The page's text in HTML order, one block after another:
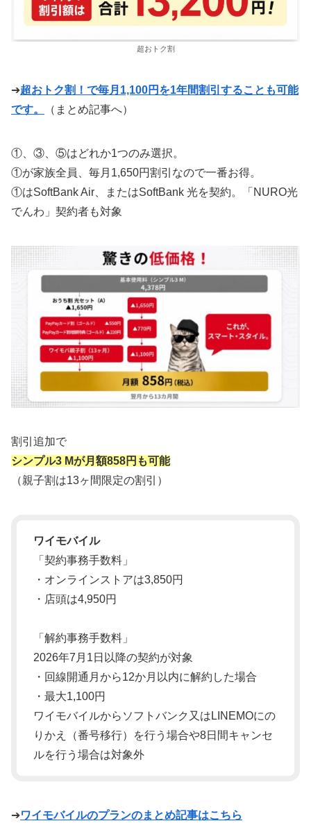
超おトク割
➔超おトク割！で毎月1,100円を1年間割引することも可能
です。
（まとめ記事へ）
①、③、⑤はどれか1つのみ選択。
①が家族全員、毎月1,650円割引なので一番お得。
①はSoftBank Air、またはSoftBank 光を契約。「NURO光
でんわ」契約者も対象
割引追加で
シンプル3 Mが月額858円も可能
（親子割は13ヶ間限定の割引）
ワイモバイル
「契約事務手数料」
・オンラインストアは3,850円
・店頭は4,950円
「解約事務手数料」
2026年7月1日以降の契約が対象
・回線開通月から12か月以内に解約した場合
・最大1,100円
ワイモバイルからソフトバンク又はLINEMOにの
りかえ（番号移行）を行う場合や8日間キャンセ
ルを行う場合は対象外
➔ワイモバイルのプランのまとめ記事はこちら